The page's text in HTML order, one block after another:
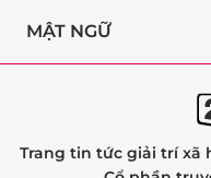
MẬT NGỮ
Trang tin tức giải trí xã